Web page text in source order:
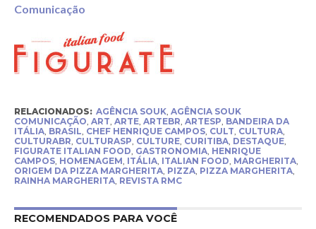
Comunicação
RELACIONADOS: AGÊNCIA SOUK, AGÊNCIA SOUK
COMUNICAÇÃO, ART, ARTE, ARTEBR, ARTESP, BANDEIRA DA
ITÁLIA, BRASIL, CHEF HENRIQUE CAMPOS, CULT, CULTURA,
CULTURABR, CULTURASP, CULTURE, CURITIBA, DESTAQUE,
FIGURATE ITALIAN FOOD, GASTRONOMIA, HENRIQUE
CAMPOS, HOMENAGEM, ITÁLIA, ITALIAN FOOD, MARGHERITA,
ORIGEM DA PIZZA MARGHERITA, PIZZA, PIZZA MARGHERITA,
RAINHA MARGHERITA, REVISTA RMC
RECOMENDADOS PARA VOCÊ